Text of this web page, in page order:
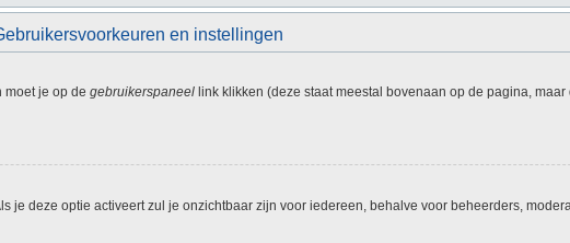
en instellingen
moet je op de gebruikerspaneel link klikken (deze staat meestal bovenaan op de pagina,
je deze optie activeert zul je onzichtbaar zijn voor iedereen, behalve voor beheerders,